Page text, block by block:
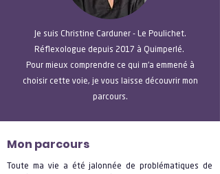
Je suis Christine Carduner - Le Poulichet.
Réflexologue depuis 2017 à Quimperlé.
Pour mieux comprendre ce qui m'a emmené à
choisir cette voie, je vous laisse découvrir mon
parcours.
Mon parcours
Toute ma vie a été jalonnée de problématiques de